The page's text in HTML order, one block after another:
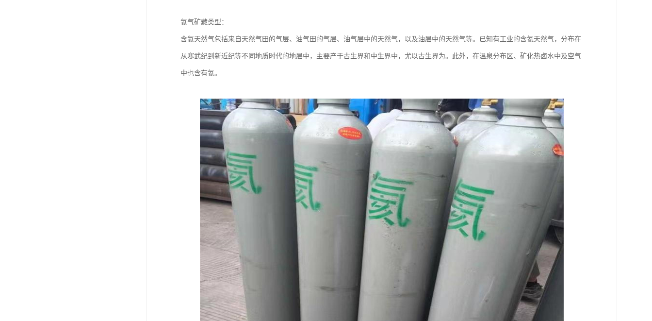
氦气矿藏类型：
含氦天然气包括来自天然气田的气层、油气田的气层、油气层中的天然气，以及油层中的天然气等。已知有工业的含氦天然气，分布在
从寒武纪到新近纪等不同地质时代的地层中，主要产于古生界和中生界中，尤以古生界为。此外，在温泉分布区、矿化热卤水中及空气
中也含有氦。